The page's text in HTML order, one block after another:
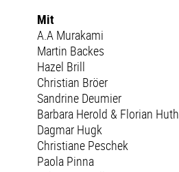
Mit
A.A Murakami
Martin Backes
Hazel Brill
Christian Bröer
Sandrine Deumier
Barbara Herold & Florian Huth
Dagmar Hugk
Christiane Peschek
Paola Pinna